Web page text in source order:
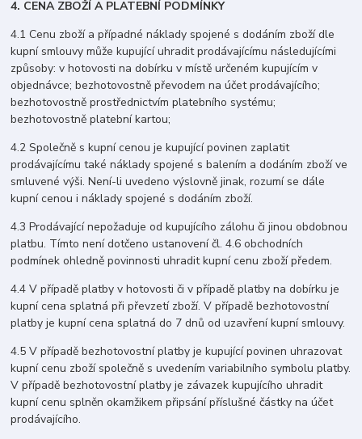
4. CENA ZBOŽÍ A PLATEBNÍ PODMÍNKY
4.1 Cenu zboží a případné náklady spojené s dodáním zboží dle
kupní smlouvy může kupující uhradit prodávajícímu následujícími
způsoby: v hotovosti na dobírku v místě určeném kupujícím v
objednávce; bezhotovostně převodem na účet prodávajícího;
bezhotovostně prostřednictvím platebního systému;
bezhotovostně platební kartou;
4.2 Společně s kupní cenou je kupující povinen zaplatit
prodávajícímu také náklady spojené s balením a dodáním zboží ve
smluvené výši. Není-li uvedeno výslovně jinak, rozumí se dále
kupní cenou i náklady spojené s dodáním zboží.
4.3 Prodávající nepožaduje od kupujícího zálohu či jinou obdobnou
platbu. Tímto není dotčeno ustanovení čl. 4.6 obchodních
podmínek ohledně povinnosti uhradit kupní cenu zboží předem.
4.4 V případě platby v hotovosti či v případě platby na dobírku je
kupní cena splatná při převzetí zboží. V případě bezhotovostní
platby je kupní cena splatná do 7 dnů od uzavření kupní smlouvy.
4.5 V případě bezhotovostní platby je kupující povinen uhrazovat
kupní cenu zboží společně s uvedením variabilního symbolu platby.
V případě bezhotovostní platby je závazek kupujícího uhradit
kupní cenu splněn okamžikem připsání příslušné částky na účet
prodávajícího.